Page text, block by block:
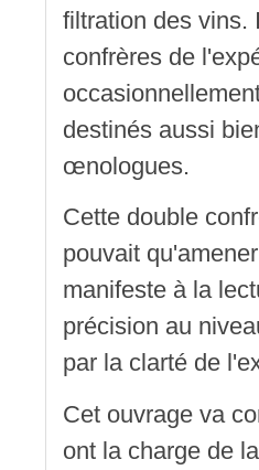
filtration des vins.
confrères de
destinés aussi
œnologues.
Cette double
pouvait
manifeste à la
précision au
par la clarté de
Cet ouvrage va
ont la charge de